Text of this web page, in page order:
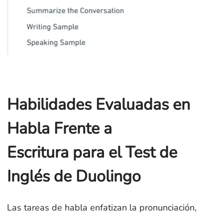
Habilidades Evaluadas en
Habla Frente a
Escritura para el Test de
Inglés de Duolingo
Las tareas de habla enfatizan la pronunciación,